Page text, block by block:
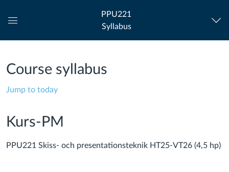
Navigation
PPU221
Syllabus
Course syllabus
Jump to today
Kurs-PM
PPU221 Skiss- och presentationsteknik HT25-VT26 (4,5 hp)